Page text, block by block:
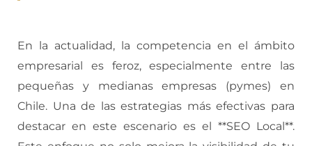
En la actualidad, la competencia en el ámbito
empresarial es feroz, especialmente entre las
pequeñas y medianas empresas (pymes) en
Chile. Una de las estrategias más efectivas para
destacar en este escenario es el **SEO Local**.